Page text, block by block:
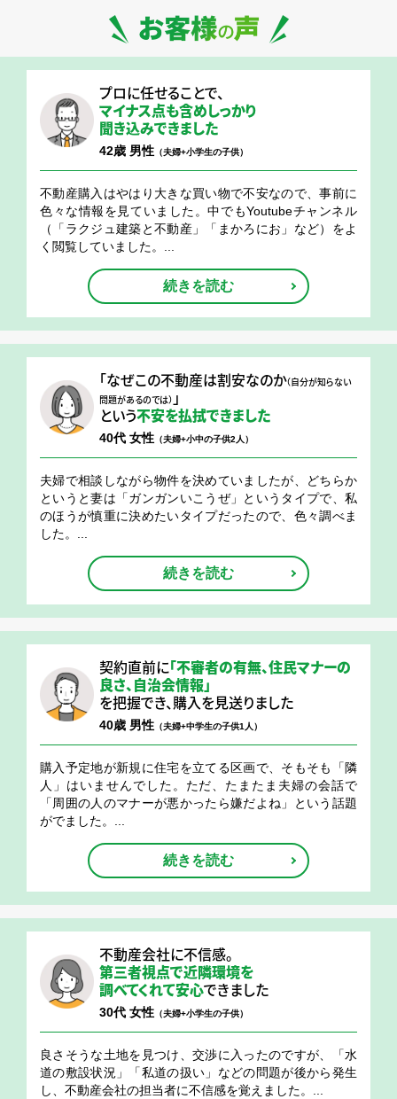
お客様の声
プロに任せることで、
マイナス点も含めしっかり
聞き込みできました
42歳 男性 （夫婦+小学生の子供）
不動産購入はやはり大きな買い物で不安なので、事前に
色々な情報を見ていました。中でもYoutubeチャンネル
（「ラクジュ建築と不動産」「まかろにお」など）をよ
く閲覧していました。...
続きを読む
「なぜこの不動産は割安なのか（自分が知らない
問題があるのでは） 」
という不安を払拭できました
40代 女性 （夫婦+小中の子供2人）
夫婦で相談しながら物件を決めていましたが、どちらか
というと妻は「ガンガンいこうぜ」というタイプで、私
のほうが慎重に決めたいタイプだったので、色々調べま
した。...
続きを読む
契約直前に「不審者の有無、住民マナーの
良さ、自治会情報」
を把握でき、購入を見送りました
40歳 男性 （夫婦+中学生の子供1人）
購入予定地が新規に住宅を立てる区画で、そもそも「隣
人」はいませんでした。ただ、たまたま夫婦の会話で
「周囲の人のマナーが悪かったら嫌だよね」という話題
がでました。...
続きを読む
不動産会社に不信感。
第三者視点で近隣環境を
調べてくれて安心できました
30代 女性 （夫婦+小学生の子供）
良さそうな土地を見つけ、交渉に入ったのですが、「水
道の敷設状況」「私道の扱い」などの問題が後から発生
し、不動産会社の担当者に不信感を覚えました。...